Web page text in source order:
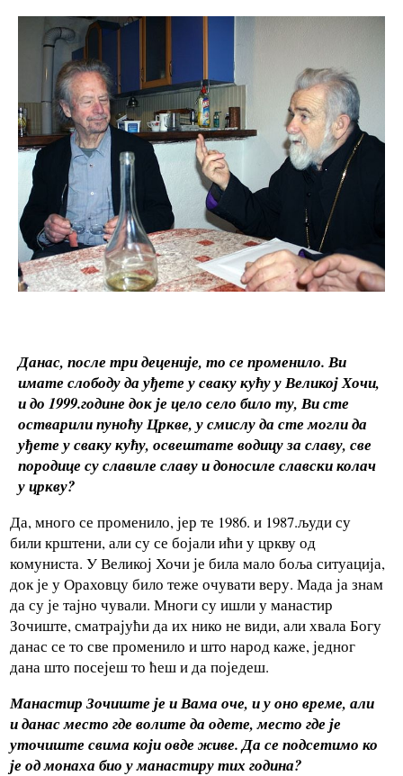
Данас, после три деценије, то се променило. Ви
имате слободу да уђете у сваку кућу у Великој Хочи,
и до 1999.године док је цело село било ту, Ви сте
остварили пуноћу Цркве, у смислу да сте могли да
уђете у сваку кућу, освештате водицу за славу, све
породице су славиле славу и доносиле славски колач
у цркву?
Да, много се променило, јер те 1986. и 1987.људи су
били крштени, али су се бојали ићи у цркву од
комуниста. У Великој Хочи је била мало боља ситуација,
док је у Ораховцу било теже очувати веру. Мада ја знам
да су је тајно чували. Многи су ишли у манастир
Зочиште, сматрајући да их нико не види, али хвала Богу
данас се то све променило и што народ каже, једног
дана што посејеш то ћеш и да поједеш.
Манастир Зочиште је и Вама оче, и у оно време, али
и данас место где волите да одете, место где је
уточиште свима који овде живе. Да се подсетимо ко
је од монаха био у манастиру тих година?